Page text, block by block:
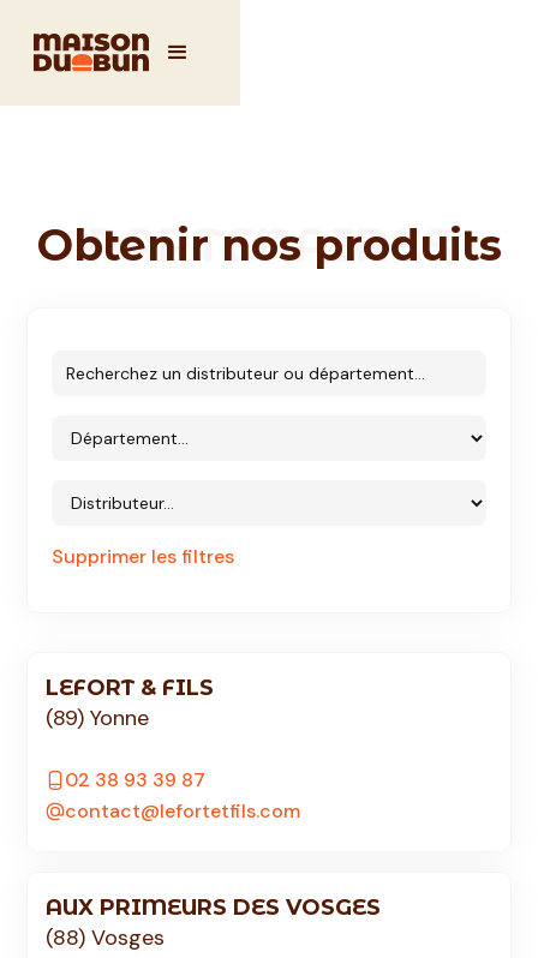
PARTENAIRES
Obtenir nos produits
Supprimer les filtres
LEFORT & FILS
(89) Yonne
02 38 93 39 87
contact@lefortetfils.com
AUX PRIMEURS DES VOSGES
(88) Vosges